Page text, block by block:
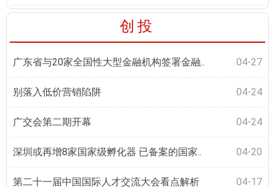
创投
广东省与20家全国性大型金融机构签署金融.. 04-27
别落入低价营销陷阱 04-24
广交会第二期开幕 04-24
深圳或再增8家国家级孵化器 已备案的国家.. 04-20
第二十一届中国国际人才交流大会看点解析 04-17